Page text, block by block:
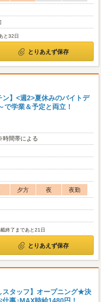
と32日
とりあえず保存
ン】<週2>夏休みのバイトデ
で学業＆予定と両立！
間帯による
夕方 夜
夜勤
終了まであと21日
とりあえず保存
スタッフ】オープニング★決